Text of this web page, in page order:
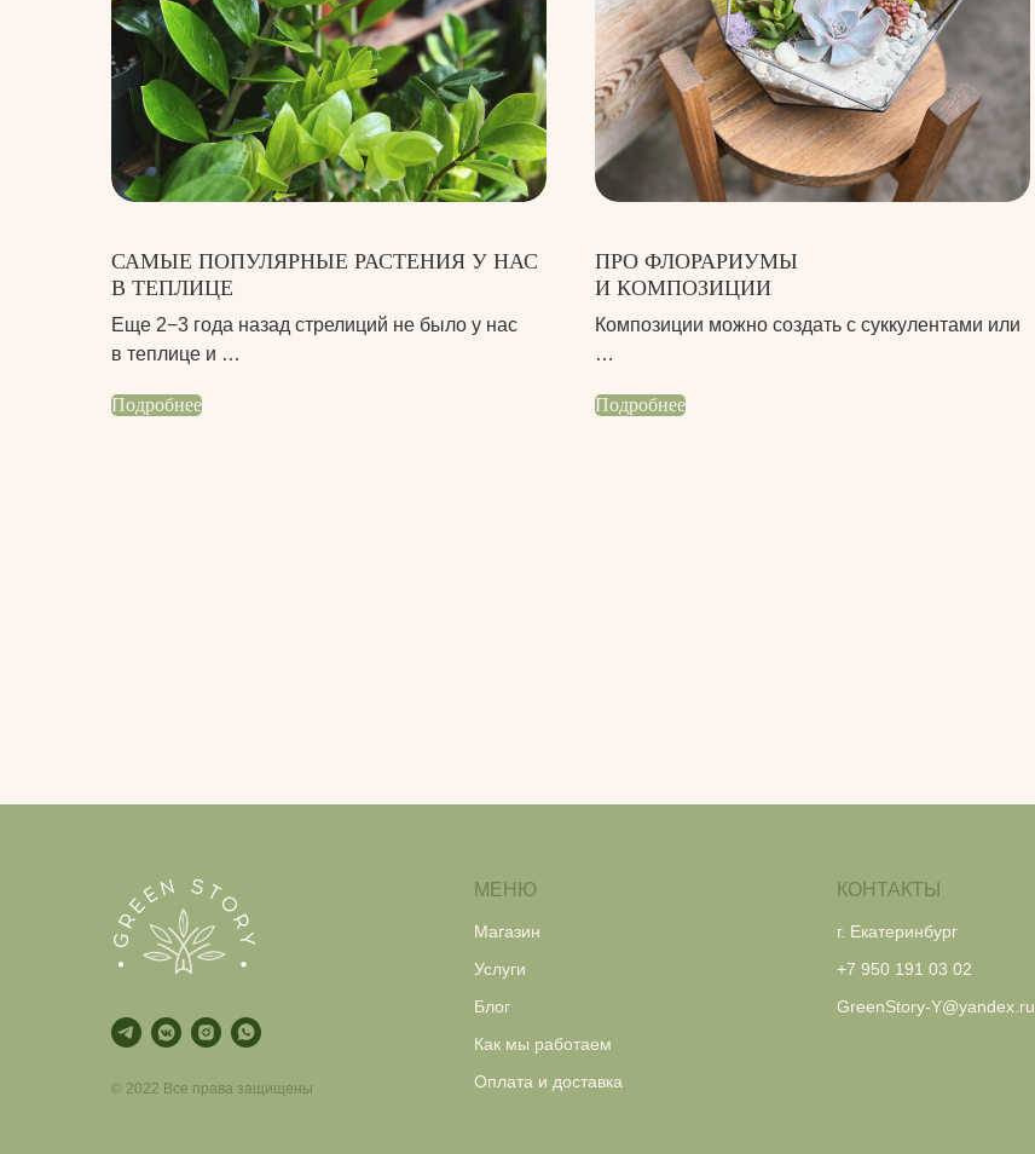
САМЫЕ ПОПУЛЯРНЫЕ РАСТЕНИЯ У НАС
В ТЕПЛИЦЕ
Еще 2−3 года назад стрелиций не было у нас
в теплице и …
Подробнее
ПРО ФЛОРАРИУМЫ
И КОМПОЗИЦИИ
Композиции можно создать с суккулентами или
…
Подробнее
© 2022 Все права защищены
МЕНЮ
Магазин
Услуги
Блог
Как мы работаем
Оплата и доставка
КОНТАКТЫ
г. Екатеринбург
+7 950 191 03 02
GreenStory-Y@yandex.ru